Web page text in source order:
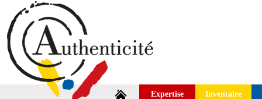
Expertise Inventaire